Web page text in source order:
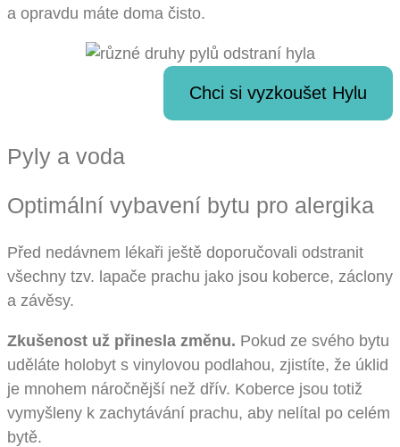
a opravdu máte doma čisto.
Chci si vyzkoušet Hylu
Pyly a voda
Optimální vybavení bytu pro alergika
Před nedávnem lékaři ještě doporučovali odstranit
všechny tzv. lapače prachu jako jsou koberce, záclony
a závěsy.
Zkušenost už přinesla změnu. Pokud ze svého bytu
uděláte holobyt s vinylovou podlahou, zjistíte, že úklid
je mnohem náročnější než dřív. Koberce jsou totiž
vymyšleny k zachytávání prachu, aby nelítal po celém
bytě.